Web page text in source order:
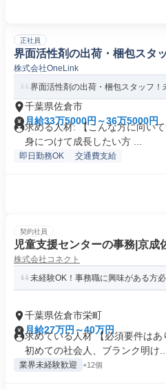
正社員
界面活性剤の出荷・梱包スタ
株式会社OneLink
界面活性剤の出荷・梱包スタッフ！
千葉県佐倉市
月給33万5000円～36万5000円
求める人材: 【こんな方に向い
身につけて成長したい方 ...
即日勤務OK 交通費支給
契約社員
児童支援センターの事務|京成
株式会社コネクト
未経験OK！事務職に興味がある方
千葉県佐倉市栄町
月給27万円～40万円
求めている人材 【必須要件は
初めての社会人、ブランク明け...
業界未経験歓迎 +12個